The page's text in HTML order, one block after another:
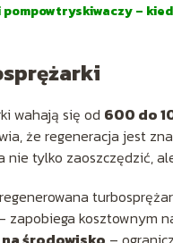
–
wahają się od 600 do
że regeneracja jest
nie tylko zaoszczędzić,
zapobiega kosztownym